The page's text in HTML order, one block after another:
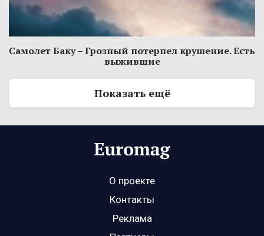
Самолет Баку – Грозный потерпел крушение. Есть
выжившие
Показать ещё
О проекте
Контакты
Реклама